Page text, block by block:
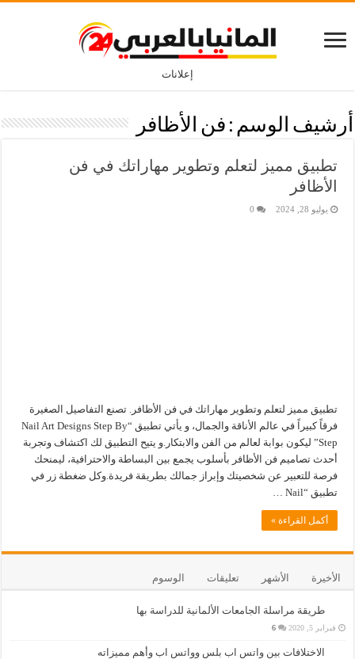
إعلانات
أرشيف الوسم : فن الأظافر
تطبيق مميز لتعلم وتطوير مهاراتك في فن
الأظافر
يوليو 28, 2024 0
تطبيق مميز لتعلم وتطوير مهاراتك في فن الأظافر. تصنع التفاصيل الصغيرة
فرقاً كبيراً في عالم الأناقة والجمال، و يأتي تطبيق “Nail Art Designs Step By
Step” ليكون بوابة لعالم من الفن والابتكار.و يتيح التطبيق لك اكتشاف وتجربة
أحدث تصاميم فن الأظافر بأسلوب يجمع بين البساطة والاحترافية، ليمنحك
فرصة للتعبير عن شخصيتك وإبراز جمالك بطريقة فريدة.وكل ضغطة زر في
تطبيق “Nail …
أكمل القراءة »
الأخيرة الأشهر تعليقات الوسوم
طريقة مراسلة الجامعات الألمانية للدراسة بها
فبراير 5, 2020 6
الاختلافات بين واتس اب بلس وواتس اب وأهم مميزاته